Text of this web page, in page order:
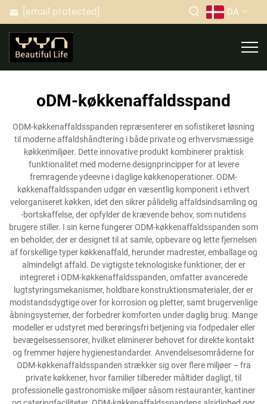
[email protected] DA
oDM-køkkenaffaldsspand
ODM-køkkenaffaldsspanden repræsenterer en sofistikeret løsning
til moderne affaldshåndtering i både private og erhvervsmæssige
køkkenmiljøer. Dette innovative produkt kombinerer praktisk
funktionalitet med moderne designprincipper for at levere
fremragende ydeevne i daglige køkkenoperationer. ODM-
køkkenaffaldsspanden udgør en væsentlig komponent i ethvert
velorganiseret køkken, idet den sikrer pålidelig affaldsindsamling og
-bortskaffelse, der opfylder de krævende behov, som nutidens
brugere stiller. I sin kerne fungerer ODM-køkkenaffaldsspanden som
en beholder, der er designet til at samle, opbevare og lette fjernelsen
af forskellige typer køkkenaffald, herunder madrester, emballage og
almindeligt affald. De vigtigste teknologiske funktioner, der er
integreret i ODM-køkkenaffaldsspanden, omfatter avancerede
lugtstyringsmekanismer, holdbare konstruktionsmaterialer, der er
modstandsdygtige over for korrosion og pletter, samt brugervenlige
åbningsystemer, der forbedrer komforten under daglig brug. Mange
modeller er udstyret med berøringsfri betjening via fodpedaler eller
bevægelsessensorer, hvilket eliminerer behovet for direkte kontakt
og fremmer højere hygienestandarder. Anvendelsesområderne for
ODM-køkkenaffaldsspanden strækker sig over flere miljøer – fra
private køkkener, hvor familier tilbereder måltider dagligt, til
professionelle gastronomiske miljøer såsom restauranter, kantiner